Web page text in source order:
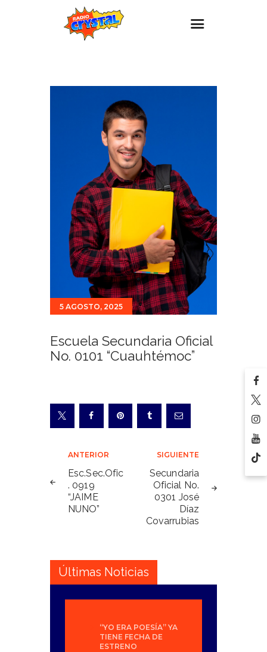
Promociones
Contacto
5 AGOSTO, 2025
Escuela Secundaria Oficial
No. 0101 “Cuauhtémoc”
Navegación
de
entradas
ANTERIOR
Esc.Sec.Ofic
. 0919
“JAIME
NUNO”
SIGUIENTE
Secundaria
Oficial No.
0301 José
Díaz
Covarrubias
Últimas Noticias
“YO ERA POESÍA” YA
TIENE FECHA DE
ESTRENO